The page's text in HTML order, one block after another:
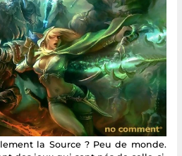
la Source ? Peu de monde.